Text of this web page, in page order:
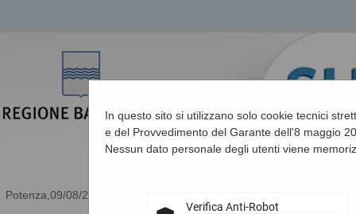
09/08/2026 14:50
In questo sito si utilizzano solo cookie tecnici
e del Provvedimento del Garante dell'8 maggio
Nessun dato personale degli utenti viene
Verifica Anti-Robot